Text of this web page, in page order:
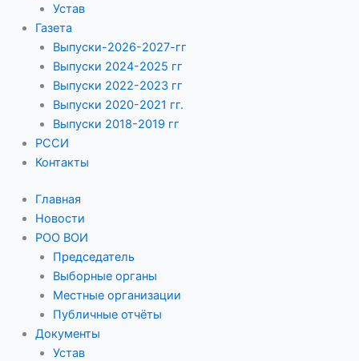
Устав
Газета
Выпуски-2026-2027-гг
Выпуски 2024-2025 гг
Выпуски 2022-2023 гг
Выпуски 2020-2021 гг.
Выпуски 2018-2019 гг
РССИ
Контакты
Главная
Новости
РОО ВОИ
Председатель
Выборные органы
Местные организации
Публичные отчёты
Документы
Устав